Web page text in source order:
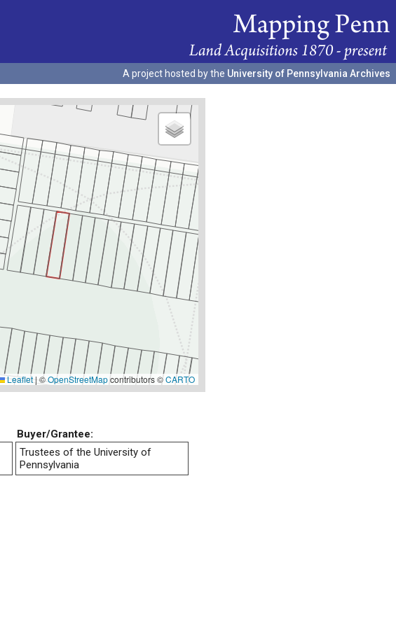
A project hosted by the University of Pennsylvania Archives
Leaflet |©OpenStreetMapcontributors ©CARTO
Buyer/Grantee:
Trustees of the University of
Pennsylvania